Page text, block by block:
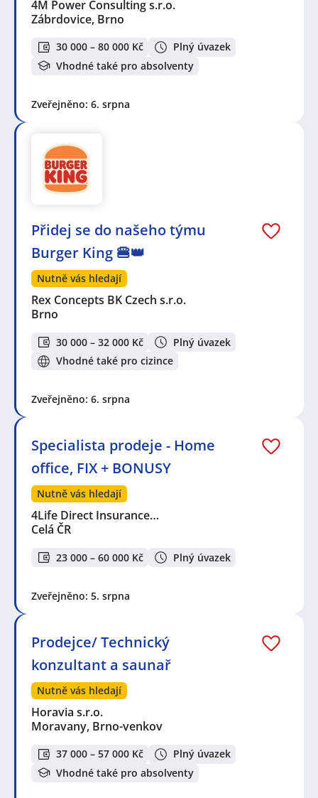
4M Power Consulting s.r.o.
Zábrdovice, Brno
30 000 – 80 000 Kč
Plný úvazek
Vhodné také pro absolventy
Zveřejněno: 6. srpna
Přidej se do našeho týmu
Burger King 🍔👑
Nutně vás hledají
Rex Concepts BK Czech s.r.o.
Brno
30 000 – 32 000 Kč
Plný úvazek
Vhodné také pro cizince
Zveřejněno: 6. srpna
Specialista prodeje - Home
office, FIX + BONUSY
Nutně vás hledají
4Life Direct Insurance…
Celá ČR
23 000 – 60 000 Kč Plný úvazek
Zveřejněno: 5. srpna
Prodejce/ Technický
konzultant a saunař
Nutně vás hledají
Horavia s.r.o.
Moravany, Brno-venkov
37 000 – 57 000 Kč
Plný úvazek
Vhodné také pro absolventy